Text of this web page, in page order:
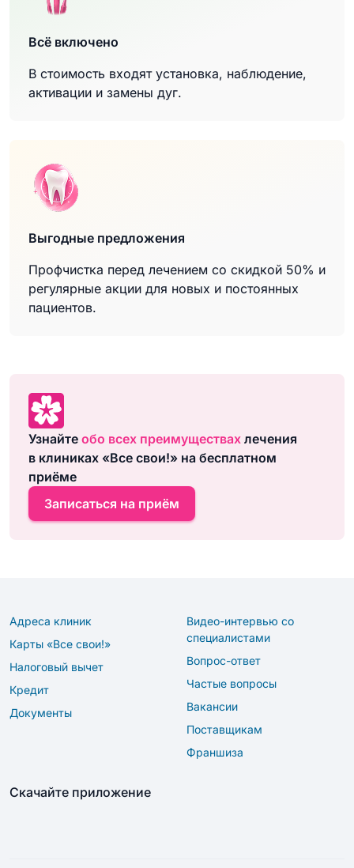
Всё включено
В стоимость входят установка, наблюдение,
активации и замены дуг.
Выгодные предложения
Профчистка перед лечением со скидкой 50% и
регулярные акции для новых и постоянных
пациентов.
Узнайте обо всех преимуществах лечения
в клиниках «Все свои!» на бесплатном
приёме
Записаться на приём
Адреса клиник
Карты «Все свои!»
Налоговый вычет
Кредит
Документы
Видео-интервью со
специалистами
Вопрос-ответ
Частые вопросы
Вакансии
Поставщикам
Франшиза
Скачайте приложение